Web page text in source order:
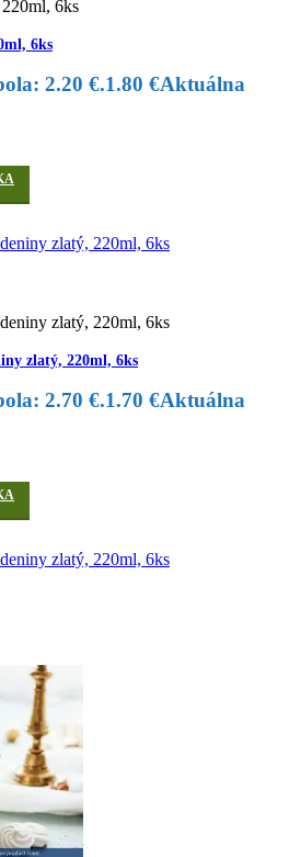
6ks
2.20 €.1.80 €Aktuálna
zlatý, 220ml, 6ks
2.70 €.1.70 €Aktuálna